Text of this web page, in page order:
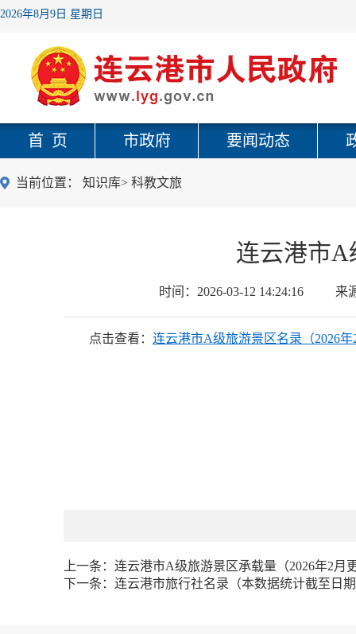
2026年8月9日 星期日
首 页 市政府 要闻动态
当前位置： 知识库> 科教文旅
连云港市A
时间： 2026-03-12 14:24:16 来
点击查看： 连云港市A级旅游景区名录（2026年
上一条： 连云港市A级旅游景区承载量（2026年2月
下一条： 连云港市旅行社名录（本数据统计截至日